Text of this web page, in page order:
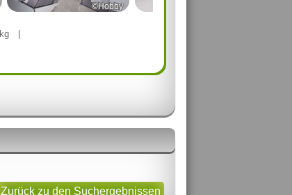
©Hobby
kg
Zurück zu den Suchergebnissen